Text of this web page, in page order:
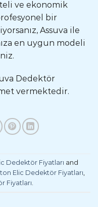
ve ekonomik
bir
Assuva ile
en uygun modeli
Dedektör
vermektedir.
Dedektör Fiyatları and
Elic Dedektör Fiyatları
Fiyatları